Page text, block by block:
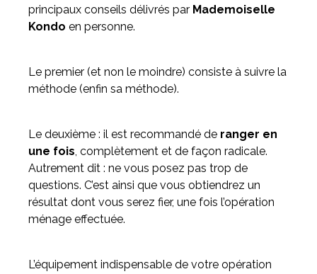
principaux conseils délivrés par Mademoiselle
Kondo en personne.
Le premier (et non le moindre) consiste à suivre la
méthode (enfin sa méthode).
Le deuxième : il est recommandé de ranger en
une fois, complètement et de façon radicale.
Autrement dit : ne vous posez pas trop de
questions. C’est ainsi que vous obtiendrez un
résultat dont vous serez fier, une fois l’opération
ménage effectuée.
L’équipement indispensable de votre opération